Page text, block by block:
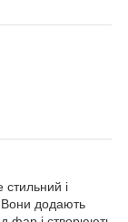
і
Вони додають